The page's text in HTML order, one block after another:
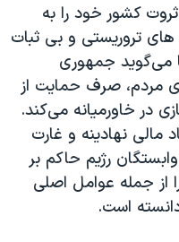
کشور خود را به
تروریستی و بی ثبات
می‌گوید جمهوری
مردم، صرف حمایت از
در خاورمیانه می‌کند.
مالی نهادینه و غارت
رژیم حاکم بر
از جمله عوامل اصلی
است.